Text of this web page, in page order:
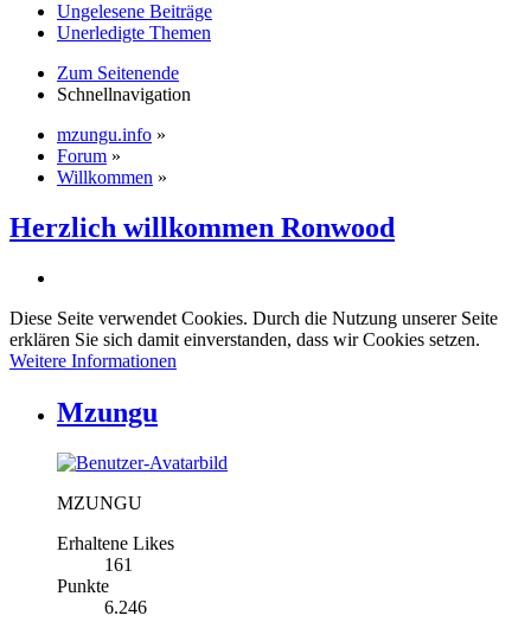
Ungelesene Beiträge
Unerledigte Themen
Zum Seitenende
Schnellnavigation
mzungu.info »
Forum »
Willkommen »
Herzlich willkommen Ronwood
Diese Seite verwendet Cookies. Durch die Nutzung unserer Seite
erklären Sie sich damit einverstanden, dass wir Cookies setzen.
Weitere Informationen
Mzungu
MZUNGU
Erhaltene Likes
161
Punkte
6.246